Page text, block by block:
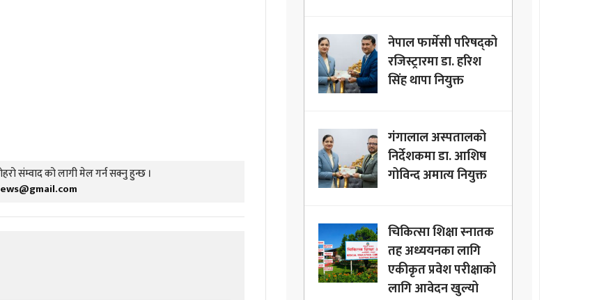
संम्वाद को लागी मेल गर्न सक्नु हुन्छ ।
नेपाल फार्मेसी परिषद्को
रजिस्ट्रारमा डा. हरिश
सिंह थापा नियुक्त
गंगालाल अस्पतालको
निर्देशकमा डा. आशिष
गोविन्द अमात्य नियुक्त
चिकित्सा शिक्षा स्नातक
तह अध्ययनका लागि
एकीकृत प्रवेश परीक्षाको
लागि आवेदन खुल्यो